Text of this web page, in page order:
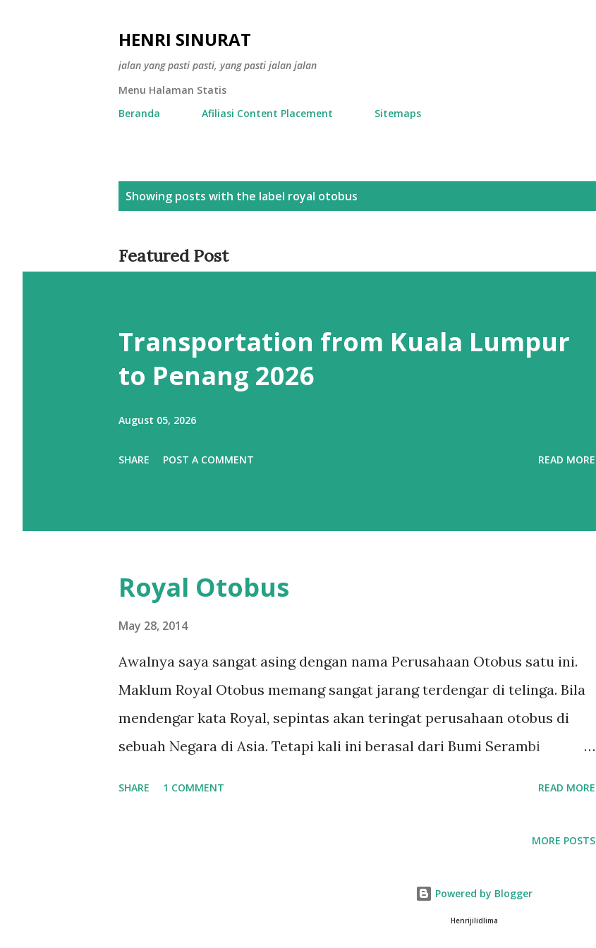
HENRI SINURAT
jalan yang pasti pasti, yang pasti jalan jalan
Menu Halaman Statis
Beranda
Afiliasi Content Placement Sitemaps
t
Showing posts with the label royal otobus
Featured Post
Transportation from Kuala Lumpur
to Penang 2026
August 05, 2026
SHARE POST A COMMENT READ MORE
Royal Otobus
May 28, 2014
Awalnya saya sangat asing dengan nama Perusahaan Otobus satu ini.
Maklum Royal Otobus memang sangat jarang terdengar di telinga. Bila
mendengar kata Royal, sepintas akan teringat perusahaan otobus di
sebuah Negara di Asia. Tetapi kali ini berasal dari Bumi Serambi
mendengar kata Royal. Gosip yang beredar membawa kami bermimpi
bahwa Royal sedang dalam Karoseri Adiputro saat itu. Hingga bosan
SHARE 1 COMMENT READ MORE
MORE POSTS
Powered by Blogger
Henrijilidlima